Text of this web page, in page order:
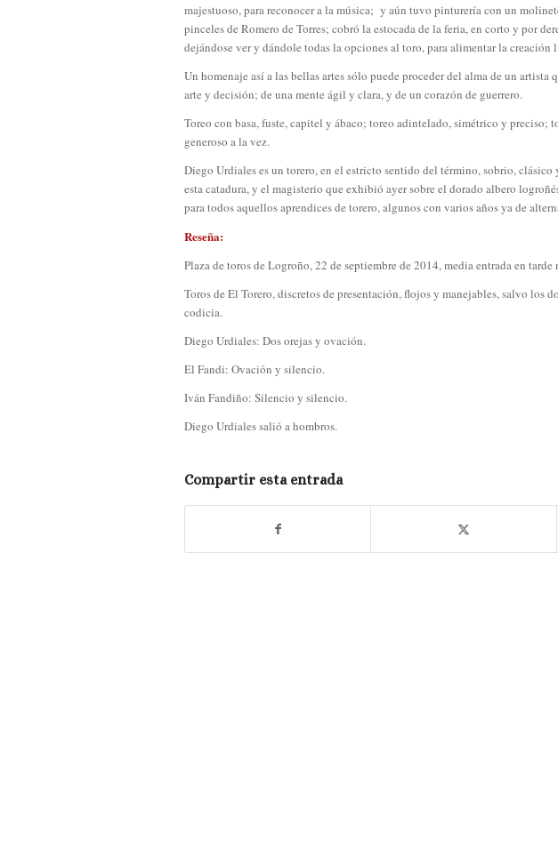
majestuoso, para reconocer a la música; y aún tuvo pinturería con un
pinceles de Romero de Torres; cobró la estocada de la feria, en corto y por
dejándose ver y dándole todas la opciones al toro, para alimentar la creación
Un homenaje así a las bellas artes sólo puede proceder del alma de un
arte y decisión; de una mente ágil y clara, y de un corazón de guerrero.
Toreo con basa, fuste, capitel y ábaco; toreo adintelado, simétrico y preciso;
generoso a la vez.
Diego Urdiales es un torero, en el estricto sentido del término, sobrio, clásico
esta catadura, y el magisterio que exhibió ayer sobre el dorado albero
para todos aquellos aprendices de torero, algunos con varios años ya de
Reseña:
Plaza de toros de Logroño, 22 de septiembre de 2014, media entrada en tarde
Toros de El Torero, discretos de presentación, flojos y manejables, salvo los
codicia.
Diego Urdiales: Dos orejas y ovación.
El Fandi: Ovación y silencio.
Iván Fandiño: Silencio y silencio.
Diego Urdiales salió a hombros.
Compartir esta entrada